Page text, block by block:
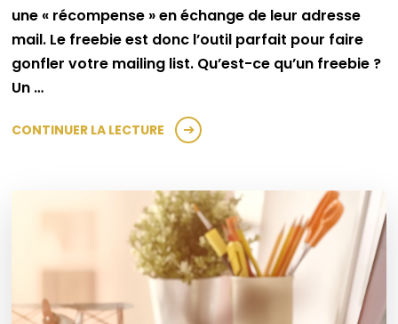
une « récompense » en échange de leur adresse
mail. Le freebie est donc l’outil parfait pour faire
gonfler votre mailing list. Qu’est-ce qu’un freebie ?
Un …
CONTINUER LA LECTURE